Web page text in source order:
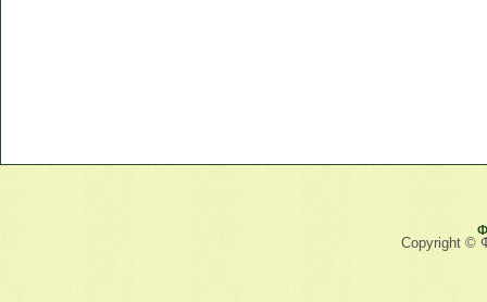
Copyright ©